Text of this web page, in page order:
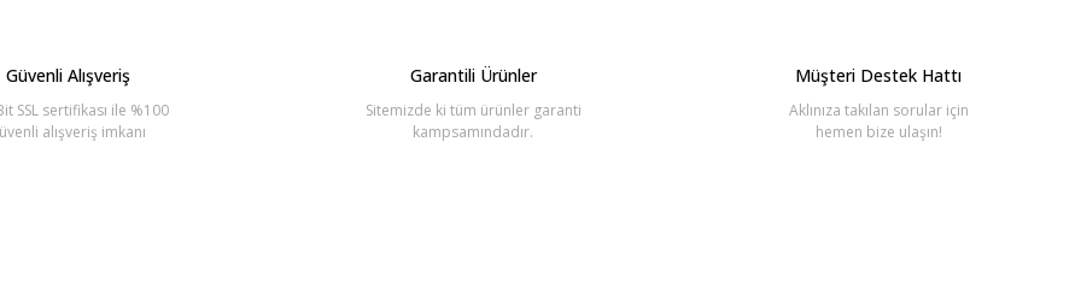
Güvenli Alışveriş
SSL sertifikası ile %100
alışveriş imkanı
Garantili Ürünler
Sitemizde ki tüm ürünler garanti
kampsamındadır.
Müşteri Destek Hattı
Aklınıza takılan sorular için
hemen bize ulaşın!